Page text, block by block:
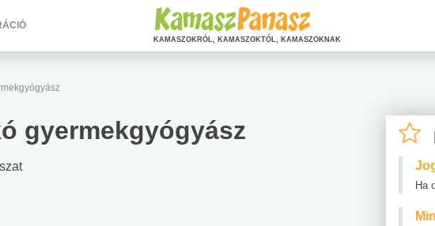
gyermekgyógyász
Ha
KAMASZOKRÓL, KAMASZOKTÓL, KAMASZOKNAK